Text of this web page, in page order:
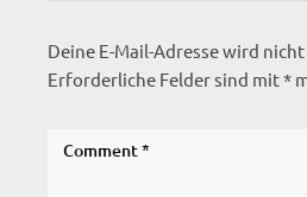
Deine E-Mail-Adresse wird
Erforderliche Felder sind mit*